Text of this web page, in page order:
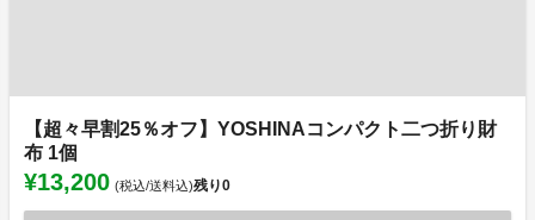
【超々早割25％オフ】YOSHINAコンパクト二つ折り財
布 1個
¥13,200 (税込/送料込)残り0